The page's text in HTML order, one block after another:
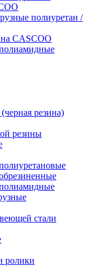
полиуретан /
CASCOO
резина)
резины
стали
ролики